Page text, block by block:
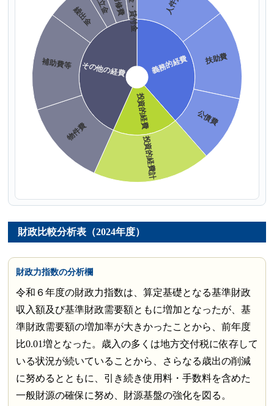
財政比較分析表（2024年度）
財政力指数の分析欄
令和６年度の財政力指数は、算定基礎となる基準財政
収入額及び基準財政需要額ともに増加となったが、基
準財政需要額の増加率が大きかったことから、前年度
比0.01増となった。歳入の多くは地方交付税に依存して
いる状況が続いていることから、さらなる歳出の削減
に努めるとともに、引き続き使用料・手数料を含めた
一般財源の確保に努め、財源基盤の強化を図る。